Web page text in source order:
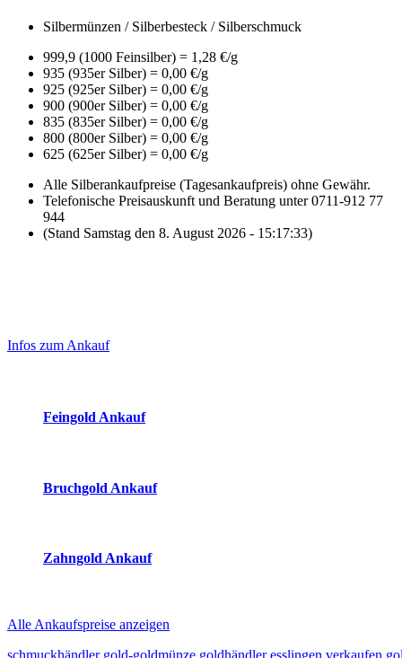
Silbermünzen / Silberbesteck / Silberschmuck
999,9 (1000 Feinsilber) = 1,28 €/g
935 (935er Silber) = 0,00 €/g
925 (925er Silber) = 0,00 €/g
900 (900er Silber) = 0,00 €/g
835 (835er Silber) = 0,00 €/g
800 (800er Silber) = 0,00 €/g
625 (625er Silber) = 0,00 €/g
Alle Silberankaufpreise (Tagesankaufpreis) ohne Gewähr.
Telefonische Preisauskunft und Beratung unter 0711-912 77
944
(Stand Samstag den 8. August 2026 - 15:17:33)
Sidebar
Infos zum Ankauf
Feingold Ankauf
Bruchgold Ankauf
Zahngold Ankauf
Alle Ankaufspreise anzeigen
schmuckhändler gold-goldmünze goldhändler esslingen verkaufen